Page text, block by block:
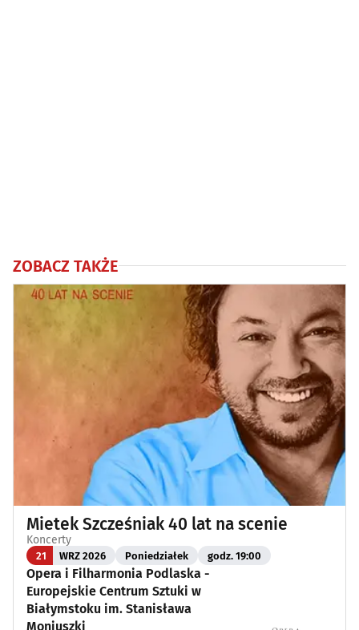
ZOBACZ TAKŻE
Mietek Szcześniak 40 lat na scenie
Koncerty
21 WRZ 2026 Poniedziałek godz. 19:00
Opera i Filharmonia Podlaska -
Europejskie Centrum Sztuki w
Białymstoku im. Stanisława
Moniuszki